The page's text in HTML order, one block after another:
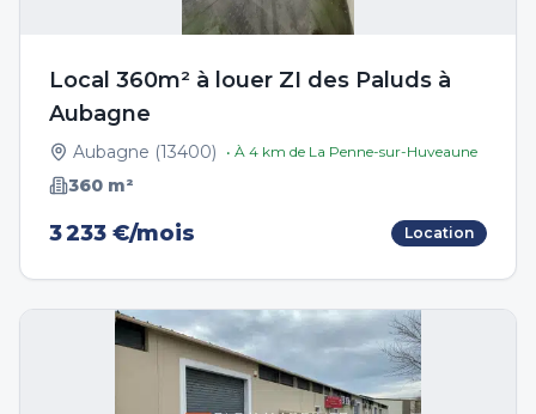
Local 360m² à louer ZI des Paluds à
Aubagne
Aubagne (13400) • À 4 km de La Penne-sur-Huveaune
360 m²
3 233 €/mois Location